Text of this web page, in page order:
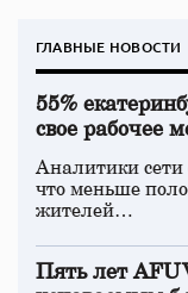
ГЛАВНЫЕ НОВОСТИ
55%
свое рабочее
Аналитики сети
что меньше
жителей…
Пять лет